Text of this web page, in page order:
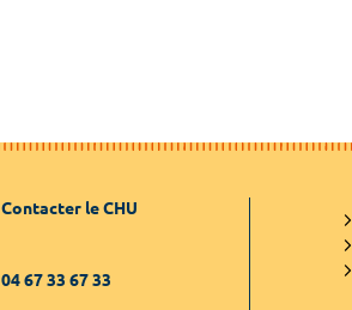
Contacter le CHU
04 67 33 67 33